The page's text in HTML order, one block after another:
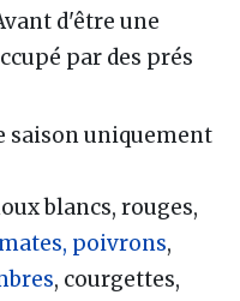
d'être une
par des prés
saison uniquement
blancs, rouges,
poivrons,
, courgettes,